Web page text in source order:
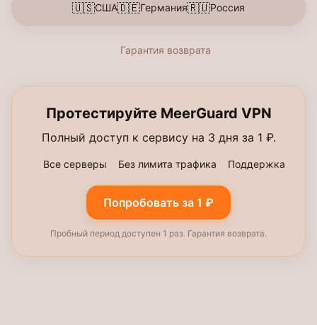
🇺🇸США🇩🇪Германия🇷🇺Россия
Гарантия возврата
Протестируйте MeerGuard VPN
Полный доступ к сервису на 3 дня за 1 ₽.
Все серверы Без лимита трафика Поддержка
Попробовать за 1 ₽
Пробный период доступен 1 раз. Гарантия возврата.